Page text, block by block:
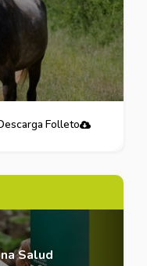
Folleto
Salud